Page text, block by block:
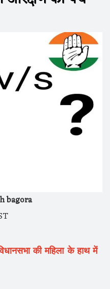
bagora
की महिला के हाथ में